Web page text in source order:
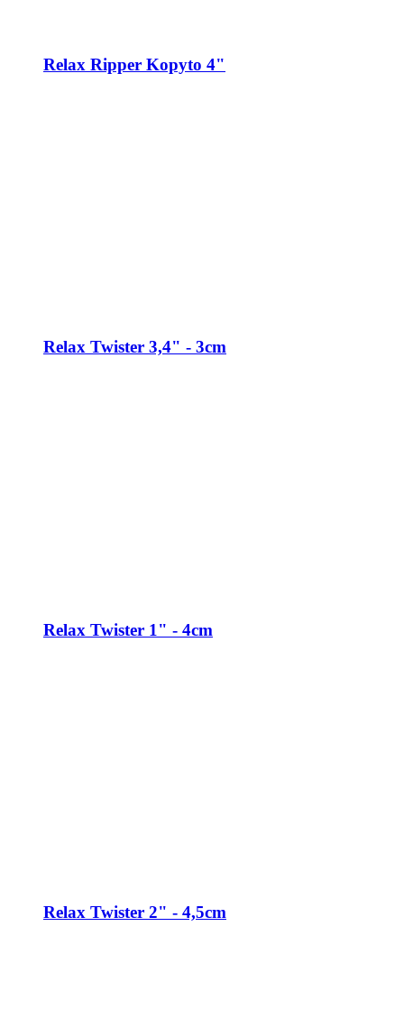
Relax Ripper Kopyto 4"
Relax Twister 3,4" - 3cm
Relax Twister 1" - 4cm
Relax Twister 2" - 4,5cm